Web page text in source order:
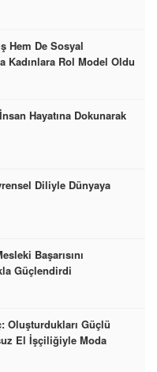
Hem De Sosyal
Kadınlara Rol Model Oldu
Hayatına Dokunarak
Diliyle Dünyaya
Başarısını
Güçlendirdi
Oluşturdukları Güçlü
El İşçiliğiyle Moda